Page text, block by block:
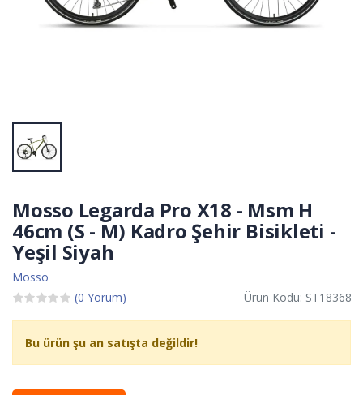
Mosso Legarda Pro X18 - Msm H
46cm (S - M) Kadro Şehir Bisikleti -
Yeşil Siyah
Mosso
(0 Yorum)
Ürün Kodu: ST18368
Bu ürün şu an satışta değildir!